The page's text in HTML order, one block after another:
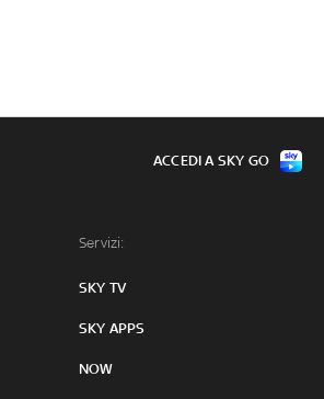
Servizi:
SKY TV
SKY APPS
NOW
ACCEDI A SKY GO